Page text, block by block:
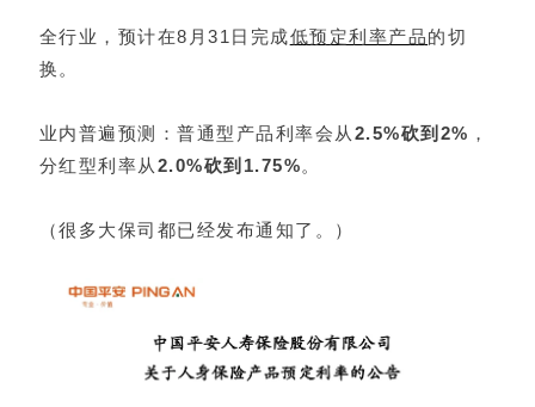
全行业，预计在8月31日完成低预定利率产品的切
换。
业内普遍预测：普通型产品利率会从 2.5%砍到2% ，
分红型利率从 2.0%砍到1.75%。
（很多大保司都已经发布通知了。）